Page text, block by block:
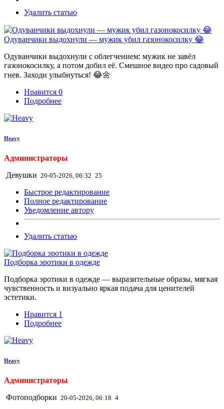
Удалить статью
Одуванчики выдохнули — мужик убил газонокосилку 😂
Одуванчики выдохнули с облегчением: мужик не завёл
газонокосилку, а потом добил её. Смешное видео про садовый
гнев. Заходи улыбнуться! 😂🌼
Нравится 0
Подробнее
Heavy
Администраторы
Девушки 20-05-2026, 06:32 25
Быстрое редактирование
Полное редактирование
Уведомление автору
Удалить статью
Подборка эротики в одежде
Подборка эротики в одежде — выразительные образы, мягкая
чувственность и визуально яркая подача для ценителей
эстетики.
Нравится 1
Подробнее
Heavy
Администраторы
Фотоподборки 20-05-2026, 06:18 4